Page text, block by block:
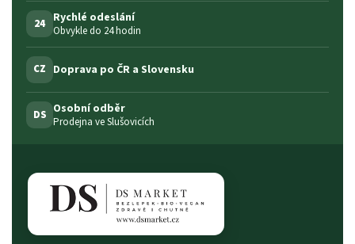
24 Rychlé odeslání
Obvykle do 24 hodin
CZ Doprava po ČR a Slovensku
DS Osobní odběr
Prodejna ve Slušovicích